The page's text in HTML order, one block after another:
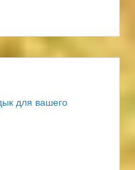
для вашего